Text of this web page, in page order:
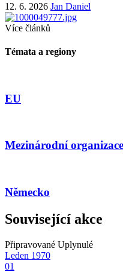
12. 6. 2026 Jan Daniel
Více článků
Témata a regiony
EU
Mezinárodní organizace
Německo
Související akce
Připravované Uplynulé
Leden 1970
01